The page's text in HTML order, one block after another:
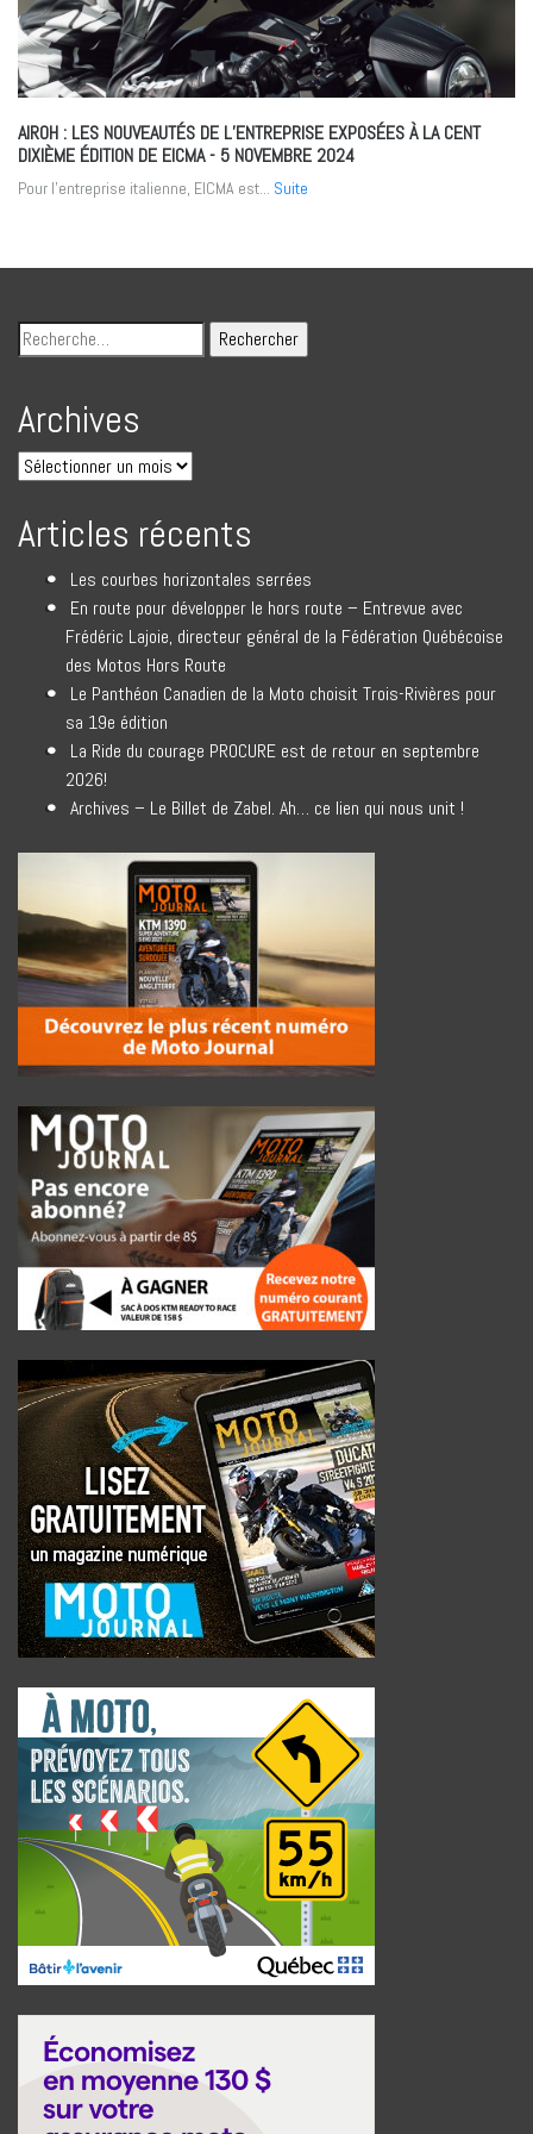
AIROH : LES NOUVEAUTÉS DE L’ENTREPRISE EXPOSÉES À LA CENT
DIXIÈME ÉDITION DE EICMA- 5 NOVEMBRE 2024
Pour l'entreprise italienne, EICMA est... Suite
Archives
Articles récents
Les courbes horizontales serrées
En route pour développer le hors route – Entrevue avec
Frédéric Lajoie, directeur général de la Fédération Québécoise
des Motos Hors Route
Le Panthéon Canadien de la Moto choisit Trois-Rivières pour
sa 19e édition
La Ride du courage PROCURE est de retour en septembre
2026!
Archives – Le Billet de Zabel. Ah… ce lien qui nous unit !